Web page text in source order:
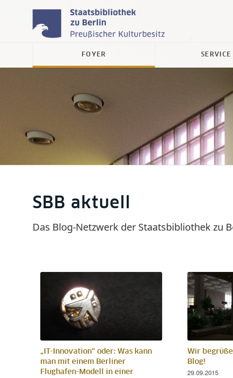
FOYER SERVICE
SBB aktuell
Das Blog-Netzwerk der Staatsbibliothek zu
„IT-Innovation“ oder: Was kann
man mit einem Berliner
Flughafen-Modell in einer
Wir
Blog!
29.09.2015